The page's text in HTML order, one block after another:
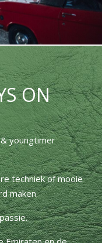
ON
youngtimer
techniek of mooie
maken.